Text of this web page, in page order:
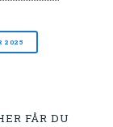
2025
FÅR DU